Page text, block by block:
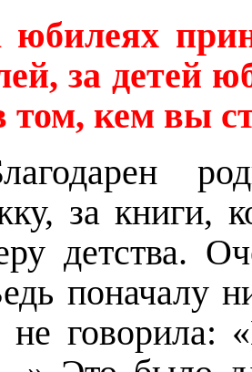
за детей
том, кем вы
за книги,
детства.
поначалу
не говорила: